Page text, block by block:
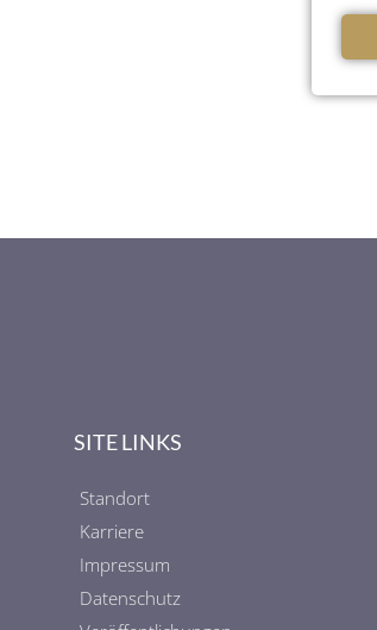
SITE LINKS
Standort
Karriere
Impressum
Datenschutz